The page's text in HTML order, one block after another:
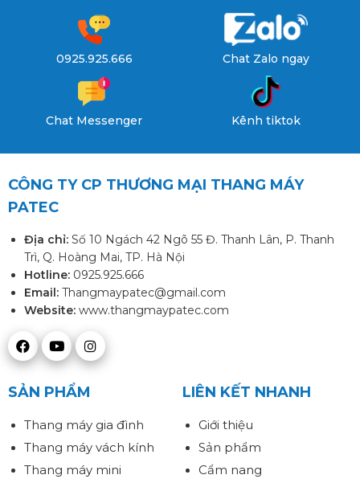
0925.925.666 Chat Zalo ngay
Chat Messenger Kênh tiktok
CÔNG TY CP THƯƠNG MẠI THANG MÁY
PATEC
Địa chỉ: Số 10 Ngách 42 Ngõ 55 Đ. Thanh Lân, P. Thanh
Trì, Q. Hoàng Mai, TP. Hà Nội
Hotline: 0925.925.666
Email: Thangmaypatec@gmail.com
Website: www.thangmaypatec.com
SẢN PHẨM
Thang máy gia đình
Thang máy vách kính
Thang máy mini
LIÊN KẾT NHANH
Giới thiệu
Sản phẩm
Cẩm nang